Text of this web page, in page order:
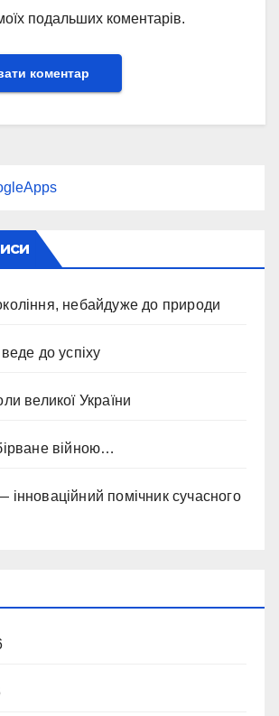
подальших коментарів.
небайдуже до природи
до успіху
великої України
війною…
інноваційний помічник сучасного